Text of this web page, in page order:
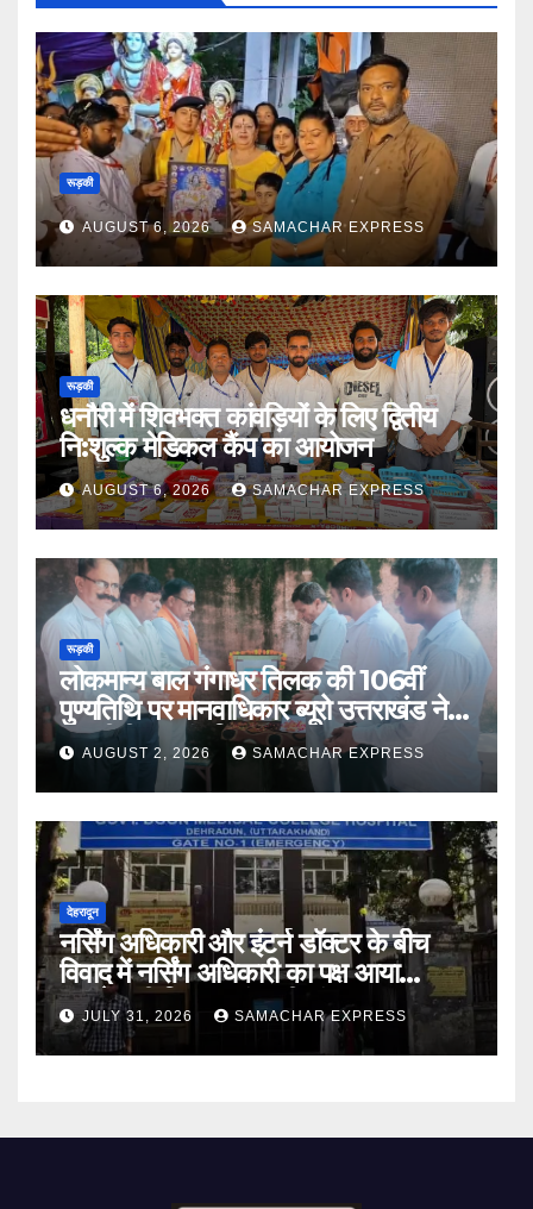
रूड़की
AUGUST 6, 2026 SAMACHAR EXPRESS
रूड़की
धनौरी में शिवभक्त कांवड़ियों के लिए द्वितीय
नि:शुल्क मेडिकल कैंप का आयोजन
AUGUST 6, 2026 SAMACHAR EXPRESS
रूड़की
लोकमान्य बाल गंगाधर तिलक की 106वीं
पुण्यतिथि पर मानवाधिकार ब्यूरो उत्तराखंड ने दी
भावभीनी श्रद्धांजलि
AUGUST 2, 2026 SAMACHAR EXPRESS
देहरादून
नर्सिंग अधिकारी और इंटर्न डॉक्टर के बीच
विवाद में नर्सिंग अधिकारी का पक्ष आया
सामने,करी निष्पक्ष जांच की मांग
JULY 31, 2026 SAMACHAR EXPRESS